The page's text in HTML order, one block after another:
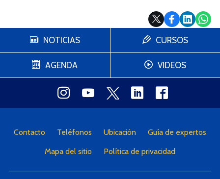
NOTICIAS
AGENDA
CURSOS
VIDEOS
Contacto Teléfonos Ubicación Guía de expertos
Mapa del sitio Política de privacidad